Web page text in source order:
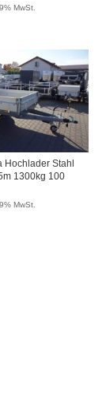
MwSt.
Hochlader Stahl
1300kg 100
MwSt.